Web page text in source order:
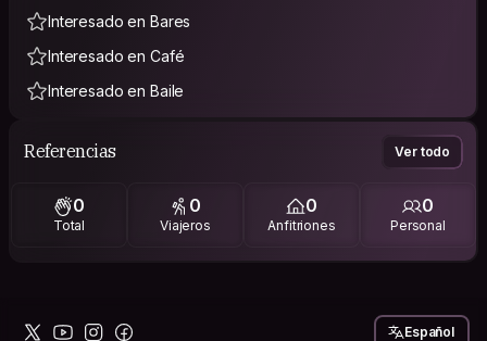
Interesado en Bares
Interesado en Café
Interesado en Baile
Referencias Ver todo
0
Total
0
Viajeros
0
Anfitriones
0
Personal
Español